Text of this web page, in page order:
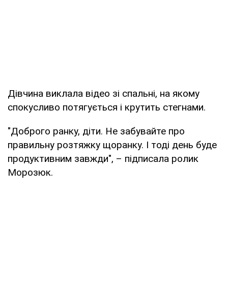
Дівчина виклала відео зі спальні, на якому
спокусливо потягується і крутить стегнами.
"Доброго ранку, діти. Не забувайте про
правильну розтяжку щоранку. І тоді день буде
продуктивним завжди", – підписала ролик
Морозюк.